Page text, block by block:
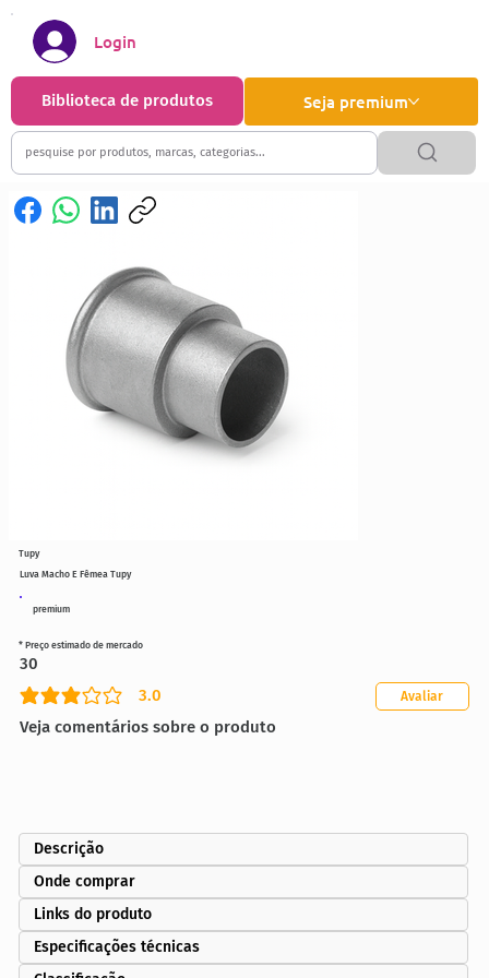
Seja premium
Biblioteca de produtos
Login
premium
Luva Macho E Fêmea Tupy
3.0
classificação média é 3 de 5
Veja comentários sobre o produto
Avaliar
* Preço estimado de mercado
30
Tupy
Descrição
Onde comprar
Links do produto
Especificações técnicas